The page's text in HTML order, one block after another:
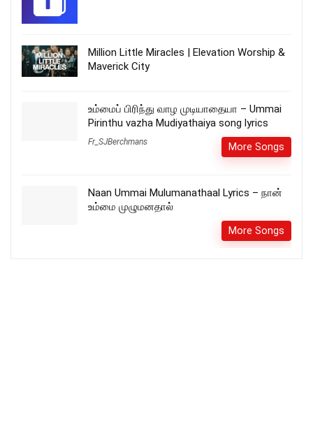
Million Little Miracles | Elevation Worship &
Maverick City
உம்மைப் பிரிந்து வாழ முடியாதையா – Ummai
Pirinthu vazha Mudiyathaiya song lyrics
Fr_SJBerchmans More Songs
Naan Ummai Mulumanathaal Lyrics – நான்
உம்மை முழுமனதால்
More Songs